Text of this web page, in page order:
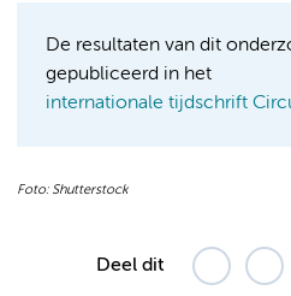
De resultaten van dit
gepubliceerd in het
internationale tijdschrift
Foto: Shutterstock
Deel dit